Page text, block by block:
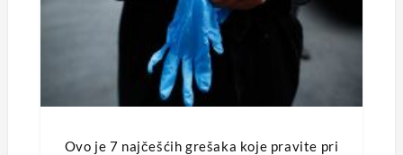
Ovo je 7 najčešćih grešaka koje pravite pri